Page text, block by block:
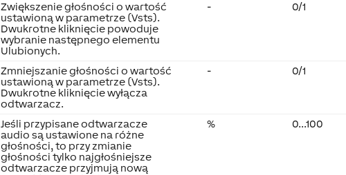
Zwiększenie głośności o wartość
ustawioną w parametrze (Vsts).
Dwukrotne kliknięcie powoduje
wybranie następnego elementu
Ulubionych.
- 0/1
Zmniejszanie głośności o wartość
ustawioną w parametrze (Vsts).
Dwukrotne kliknięcie wyłącza
odtwarzacz.
- 0/1
Jeśli przypisane odtwarzacze
audio są ustawione na różne
głośności, to przy zmianie
głośności tylko najgłośniejsze
odtwarzacze przyjmują nową
% 0...100